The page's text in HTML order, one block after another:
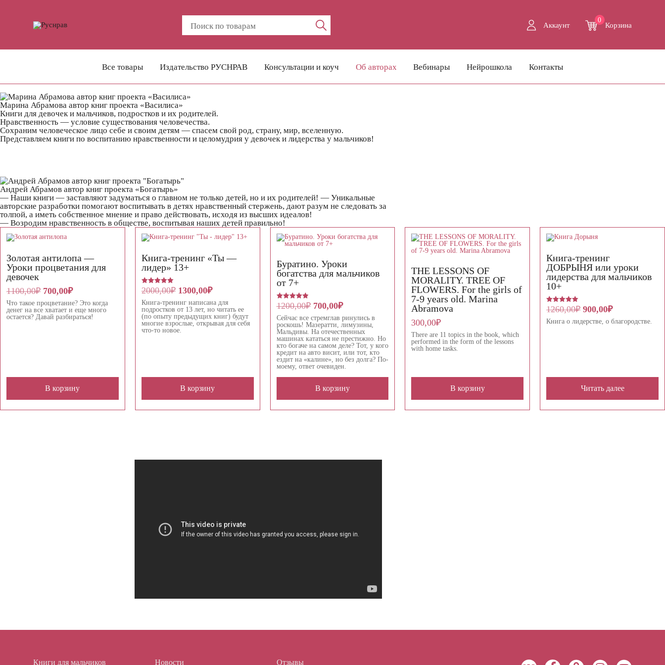
Аккаунт
0
Корзина
Все товары Издательство РУСНРАВ Консультации и коуч Об авторах Вебинары Нейрошкола Контакты
Марина Абрамова автор книг проекта «Василиса»
Книги для девочек и мальчиков, подростков и их родителей.
Нравственность — условие существования человечества.
Сохраним человеческое лицо себе и своим детям — спасем свой род, страну, мир, вселенную.
Представляем книги по воспитанию нравственности и целомудрия у девочек и лидерства у мальчиков!
Андрей Абрамов автор книг проекта «Богатырь»
— Наши книги — заставляют задуматься о главном не только детей, но и их родителей! — Уникальные
авторские разработки помогают воспитывать в детях нравственный стержень, дают разум не следовать за
толпой, а иметь собственное мнение и право действовать, исходя из высших идеалов!
— Возродим нравственность в обществе, воспитывая наших детей правильно!
Золотая антилопа —
Уроки процветания для
девочек
1100,00₽ Первоначальная
составляла
1100,00₽.
700,00₽Текущая
цена:
700,00₽.
Что такое процветание? Это когда
денег на все хватает и еще много
остается? Давай разбираться!
В корзину
Книга-тренинг «Ты —
лидер» 13+
Оценка
5.00
из 5
2000,00₽ Первоначальная
составляла
2000,00₽.
1300,00₽Текущая
1300,00₽.
Книга-тренинг написана для
подростков от 13 лет, но читать ее
(по опыту предыдущих книг) будут
многие взрослые, открывая для себя
что-то новое.
В корзину
Буратино. Уроки
богатства для мальчиков
от 7+
Оценка
5.00
из 5
1200,00₽ Первоначальная
составляла
1200,00₽.
700,00₽Текущая
700,00₽.
Сейчас все стремглав ринулись в
роскошь! Мазератти, лимузины,
Мальдивы. На отечественных
машинах кататься не престижно. Но
кто богаче на самом деле? Тот, у кого
кредит на авто висит, или тот, кто
ездит на «калине», но без долга? По-
моему, ответ очевиден.
В корзину
THE LESSONS OF
MORALITY. TREE OF
FLOWERS. For the girls of
7-9 years old. Marina
Abramova
300,00₽
There are 11 topics in the book, which
performed in the form of the lessons
with home tasks.
В корзину
Книга-тренинг
ДОБРЫНЯ или уроки
лидерства для мальчиков
10+
Оценка
5.00
из 5
1260,00₽ Первоначальная
составляла
900,00₽Текущая
цена:
900,00₽.
Книга о лидерстве, о благородстве.
Читать далее
Книги для мальчиков Новости Отзывы